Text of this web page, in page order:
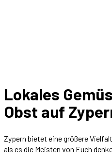
Lokales
Obst auf
Zypern bietet eine größere
als es die Meisten von Euch